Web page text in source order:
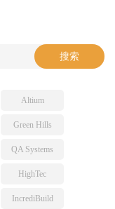
Altium
Green Hills
QA Systems
HighTec
IncrediBuild